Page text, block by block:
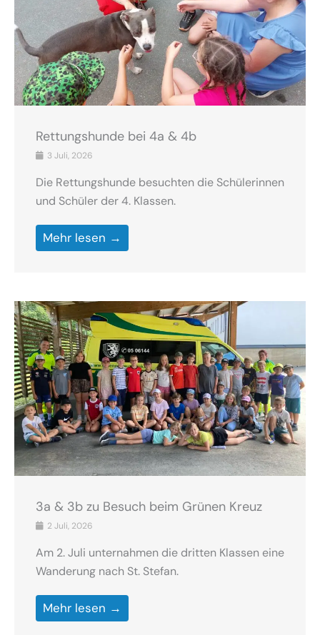
Rettungshunde bei 4a & 4b
3 Juli, 2026
Die Rettungshunde besuchten die Schülerinnen
und Schüler der 4. Klassen.
Mehr lesen →
3a & 3b zu Besuch beim Grünen Kreuz
2 Juli, 2026
Am 2. Juli unternahmen die dritten Klassen eine
Wanderung nach St. Stefan.
Mehr lesen →